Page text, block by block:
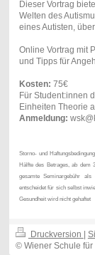
Dieser Vortrag
Welten des
eines Autisten,
Online Vortrag mit
und Tipps für
Kosten: 75€
Für Student:innen
Einheiten Theorie
Anmeldung:
Storno- und
Hälfte des Betrages, ab dem
gesamte Seminargebühr als
entscheidet für sich selbst
Gesundheit wird nicht gehaftet
Druckversion
© Wiener Schule für